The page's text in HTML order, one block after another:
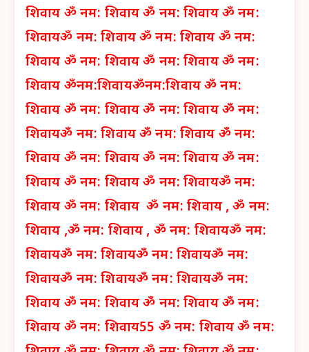
शिवाय ॐ नम: शिवाय ॐ नम: शिवायॐ नम:
शिवायॐ नम: शिवायॐ नम: शिवाय ॐ नम:
शिवाय ॐ नम: शिवाय ॐ नम: शिवायॐ नम:
शिवाय ॐनम:शिवायॐनम:शिवायॐ नम:
शिवाय ॐ नम: शिवाय ॐ नम: शिवायॐ नम:
शिवायॐ नम: शिवायॐ नम: शिवाय ॐ नम:
शिवाय ॐ नम: शिवाय ॐ नम: शिवायॐ नम:
शिवाय ॐ नम: शिवाय ॐ नम: शिवायॐ नम:
शिवाय ॐ नम: शिवाय ॐ नम: शिवाय , ॐ नम:
शिवाय ,ॐ नम: शिवाय , ॐ नम: शिवायॐ नम:
शिवायॐ नम: शिवायॐ नम: शिवायॐ नम:
शिवायॐ नम: शिवायॐ नम: शिवायॐ नम:
शिवाय ॐ नम: शिवाय ॐ नम: शिवायॐ नम:
शिवाय ॐ नम: शिवाय55 ॐ नम: शिवाय ॐ नम: